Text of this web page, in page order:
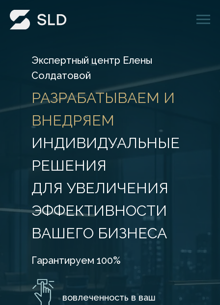
РАЗРАБАТЫВАЕМ И
ВНЕДРЯЕМ
ИНДИВИДУАЛЬНЫЕ
РЕШЕНИЯ
ДЛЯ УВЕЛИЧЕНИЯ
ЭФФЕКТИВНОСТИ
ВАШЕГО БИЗНЕСА
Гарантируем 100%
Экспертный центр Елены
Солдатовой
вовлеченность в ваш